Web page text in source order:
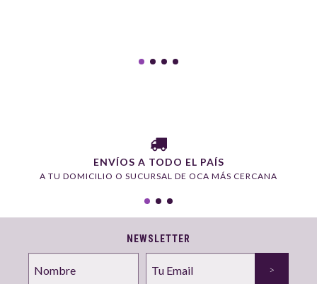
ENVÍOS A TODO EL PAÍS
A TU DOMICILIO O SUCURSAL DE OCA MÁS CERCANA
NEWSLETTER